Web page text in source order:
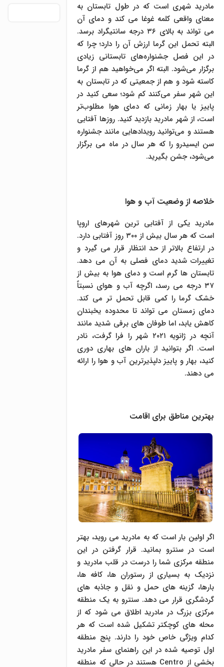
مادرید شهری است که در طول تابستان به
معنای واقعی کلمه غوغا می کند و دمای آن
می تواند به بالای ۳۶ درجه سانتیگراد برسد.
البته تحمل این گرما ارزش آن را دارد؛ چرا که
در این فصل جشنواره‌های تابستانی زیادی
برگزار می‌شود. البته اگر می‌خواهید هم از گرما
کاسته شود و هم از جمعیتی که در تابستان به
این شهر سفر می‌کنند کم شود؛ سعی کنید در
پاییز یا بهار زمانی که دمای هوا مطلوب‌تر
است، از شهر مادرید بازدید کنید. روزها آفتابی
هستند و می‌توانید رویدادهایی مانند جشنواره
سن ایسیدرو را که هر سال در ماه می برگزار
می‌شود، جشن بگیرید.
خلاصه از وضعیت آب و هوا
مادرید یکی از آفتابی ترین شهرهای اروپا
است که هر سال بیش از ۳۰۰ روز آفتابی دارد.
در ارتفاع بالاتر از حد انتظار قرار می گیرد و
تغییرات شدید دمای فصلی به آن می دهد.
تابستان ها گرم است و دمای هوا به بیش از
۳۷ درجه می رسد، اگرچه آب و هوای نسبتاً
خشک گرما را کمی قابل تحمل تر می کند.
دمای زمستان می تواند تا محدوده یخبندان
کاهش یابد، اما طوفان های برفی شدید مانند
آنچه در ژانویه ۲۰۲۱ شهر را فرا گرفت، نادر
است. اگر بتوانید از باران های بهاری دوری
کنید، بهار و پاییز دلپذیرترین آب و هوا را ارائه
می دهند.
بهترین مناطق برای اقامت
اگر اولین بار است که به مادرید می روید، بهتر
است در سنترو بمانید. قرار گرفتن در این
منطقه مرکزی شما را درست در قلب مادرید و
نزدیک به بسیاری از رستوران ها، کافه ها،
بارها، گزینه های حمل و نقل و جاذبه های
گردشگری قرار می دهد. سنترو به یک منطقه
مرکزی بزرگ در مادرید اطلاق می شود که از
محله های کوچکتر تشکیل شده است که هر
کدام ویژگی خاص خود را دارند. پنج منطقه
اول توصیه شده در این راهنمای سفر مادرید
بخشی از Centro هستند در حالی که منطقه